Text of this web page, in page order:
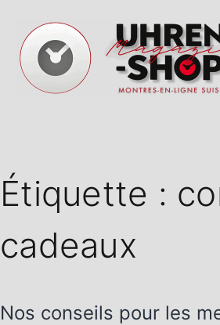
contenu
suisses
Étiquette :
cadeaux
Nos conseils pour les